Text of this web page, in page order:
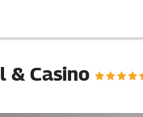
& Casino